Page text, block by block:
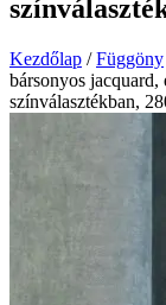
Kezdőlap /Függöny
bársonyos jacquard,
színválasztékban,